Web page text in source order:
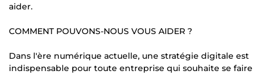
aider.
COMMENT POUVONS-NOUS VOUS AIDER ?
Dans l'ère numérique actuelle, une stratégie digitale est
indispensable pour toute entreprise qui souhaite se faire